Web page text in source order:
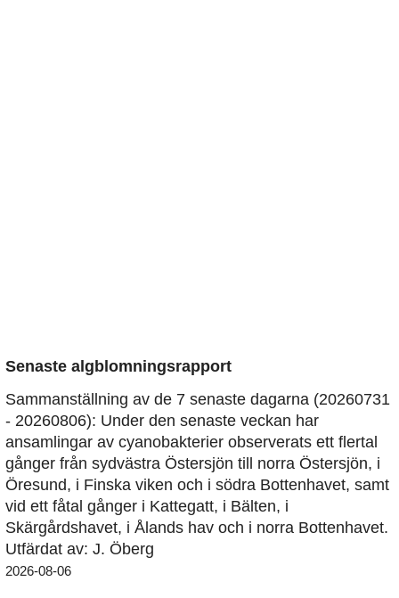
Senaste algblomningsrapport
Sammanställning av de 7 senaste dagarna (20260731
- 20260806): Under den senaste veckan har
ansamlingar av cyanobakterier observerats ett flertal
gånger från sydvästra Östersjön till norra Östersjön, i
Öresund, i Finska viken och i södra Bottenhavet, samt
vid ett fåtal gånger i Kattegatt, i Bälten, i
Skärgårdshavet, i Ålands hav och i norra Bottenhavet.
Utfärdat av: J. Öberg
2026-08-06